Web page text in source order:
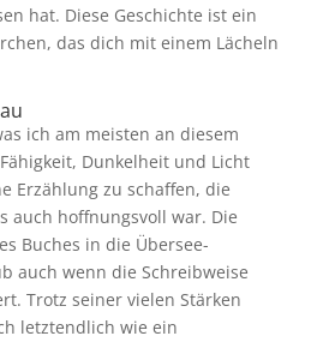
hat. Diese Geschichte ist ein
das dich mit einem Lächeln
ich am meisten an diesem
Dunkelheit und Licht
Erzählung zu schaffen, die
auch hoffnungsvoll war. Die
Buches in die Übersee-
auch wenn die Schreibweise
Trotz seiner vielen Stärken
letztendlich wie ein